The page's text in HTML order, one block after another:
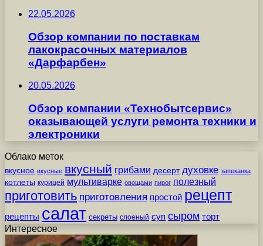
22.05.2026
Обзор компании по поставкам
лакокрасочных материалов
«Дарфарбен»
20.05.2026
Обзор компании «Технобытсервис»
оказывающей услуги ремонта техники и
электроники
Облако меток
вкусное вкусные вкусный грибами десерт духовке запеканка
котлеты курицей мультиварке овощами пирог полезный
приготовить приготовления простой рецепт
рецепты салат секреты слоеный суп сыром торт
Интересное